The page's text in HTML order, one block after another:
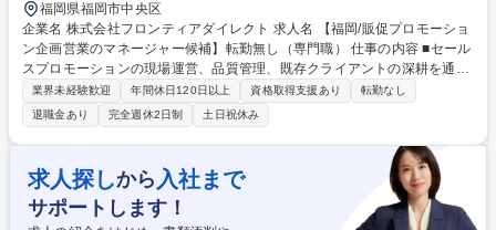
福岡県福岡市中央区
企業名 株式会社フロンティアダイレクト 求人名 【福岡/販促プロモーショ
ン企画営業のマネージャー候補】転勤無し（専門職） 仕事の内容 ■セール
スプロモーションの現場運営、品質管理、既存クライアントの深耕を通じ
て、プロジェクトの継続と拡大を担う管理職候補の専門職です。 事業拡大
を支える専門職のマネージャー候補として、セールスプロモーション案件
を担当します。主な役割は、総合職が獲得したプロジェクトの現場運営デ
ィレクション、品質管理、進行・納期管理です。既存クライアントの窓口
対応や深耕営業を通じたプロジェクト拡大、チームマネジメントも行いま
す。経営層と近く、意見発信がしやすい環境で、現場管理から企画・運営
に一貫して携わり、早期キャリアアップを目指せます。 募集職種 【福岡/
業界未経験歓迎 年間休日120日以上 資格取得支援あり
転勤なし
退職金あり
完全週休2日制 土日祝休み
求人探しから 入社まで
サポートします！